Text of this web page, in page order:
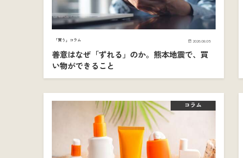
「買う」コラム 2026.08.05
善意はなぜ「ずれる」のか。熊本地震で、買
い物ができること
コラム